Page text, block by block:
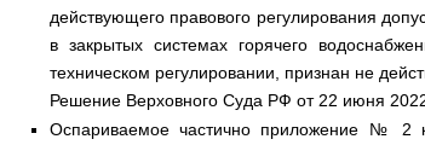
действующего правового регулирования
в закрытых системах горячего
техническом регулировании, признан не
Решение Верховного Суда РФ от 22 июня
Оспариваемое частично приложение № 2 к